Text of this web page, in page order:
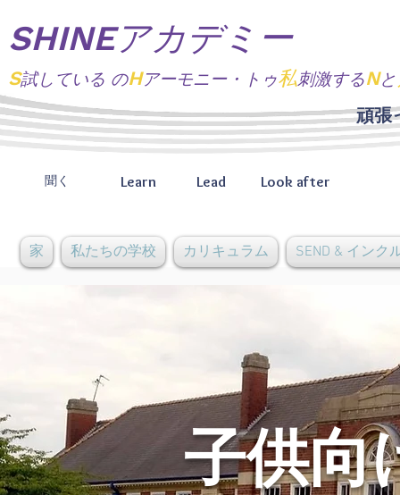
SHINEアカデミー
S試している のHアーモニー・トゥ私刺激するNと
聞く Learn Lead Look after
頑張
家 私たちの学校 カリキュラム SEND & インク
子供向